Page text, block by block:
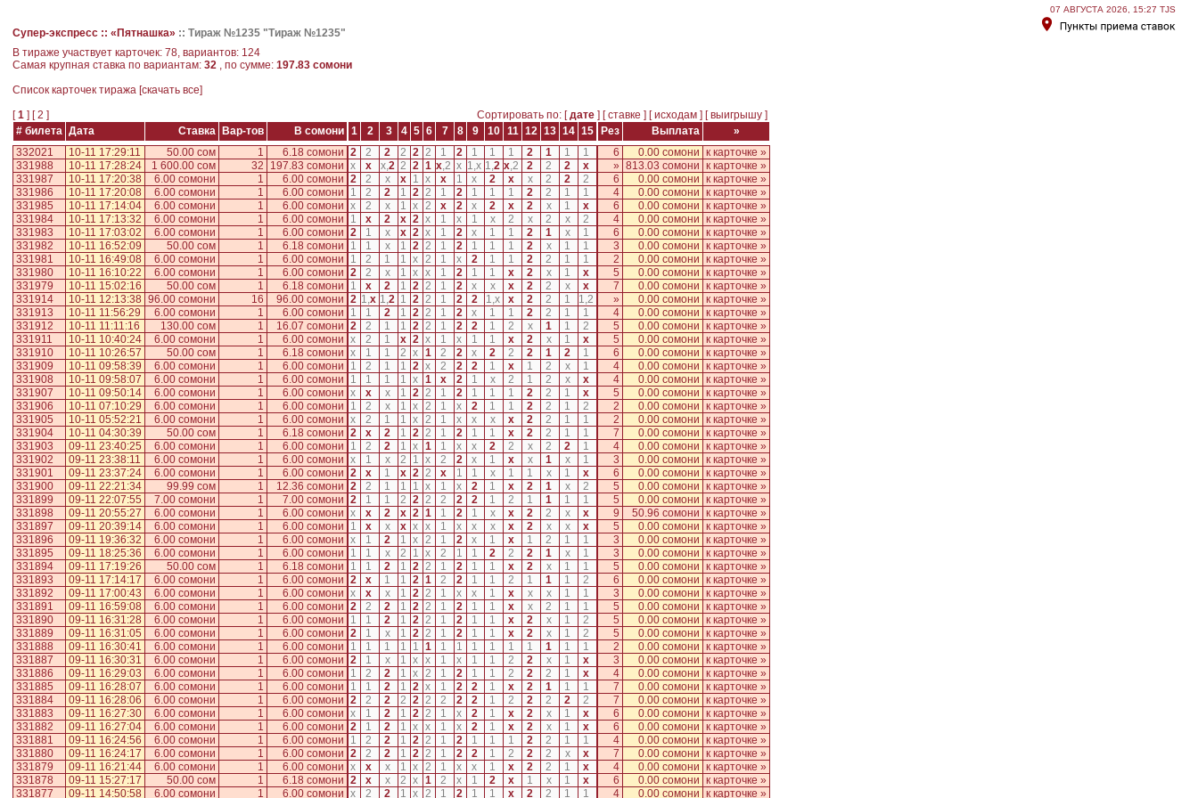
07 АВГУСТА 2026, 15:27 TJS
Супер-экспресс :: «Пятнашка» :: Тираж №1235 "Тираж №1235"
В тираже участвует карточек: 78, вариантов: 124
Самая крупная ставка по вариантам: 32 , по сумме: 197.83 сомони
Cписок карточек тиража [скачать все]
[1 ] [2 ] Сортировать по: [дате ] [ставке ] [исходам ] [выигрышу ]
# билета Дата Ставка Вар-тов В сомони 1 2 3 4 5 6 7 8 9 10 11 12 13 14 15 Рез Выплата
»
332021
10-11 17:29:11 50.00 сом 1 6.18 сомони 2 2 2 2 2 2 1 2 1 1 1 2 1 1 1 6 0.00 сомони к карточке »
331988
10-11 17:28:24 1 600.00 сом 32 197.83 сомони x x x,2 2 2 1 x,2 x 1,x 1,2 x,2 2 2 2 x » 813.03 сомони к карточке »
331987
10-11 17:20:38 6.00 сомони 1 6.00 сомони 2 2 x x 1 x x 1 x 2 x x 2 2 2 6 0.00 сомони к карточке »
331986
10-11 17:20:08 6.00 сомони 1 6.00 сомони 1 2 2 1 2 2 1 2 1 1 1 2 2 1 1 4 0.00 сомони к карточке »
331985
10-11 17:14:04 6.00 сомони 1 6.00 сомони x 2 x 1 x 2 x 2 x 2 x 2 x 1 x 6 0.00 сомони к карточке »
331984
10-11 17:13:32 6.00 сомони 1 6.00 сомони 1 x 2 x 2 x 1 x 1 x 2 x 2 x 2 4 0.00 сомони к карточке »
331983
10-11 17:03:02 6.00 сомони 1 6.00 сомони 2 1 x x 2 x 1 2 x 1 1 2 1 x 1 6 0.00 сомони к карточке »
331982
10-11 16:52:09 50.00 сом 1 6.18 сомони 1 1 x 1 2 2 1 2 1 1 1 2 x 1 1 3 0.00 сомони к карточке »
331981
10-11 16:49:08 6.00 сомони 1 6.00 сомони 1 2 1 1 x 2 1 x 2 1 1 2 2 1 1 2 0.00 сомони к карточке »
331980
10-11 16:10:22 6.00 сомони 1 6.00 сомони 2 2 x 1 x x 1 2 1 1 x 2 x 1 x 5 0.00 сомони к карточке »
331979
10-11 15:02:16 50.00 сом 1 6.18 сомони 1 x 2 1 2 2 1 2 x x x 2 2 x x 7 0.00 сомони к карточке »
331914
10-11 12:13:38 96.00 сомони 16 96.00 сомони 2 1,x 1,2 1 2 2 1 2 2 1,x x 2 2 1 1,2 » 0.00 сомони к карточке »
331913
10-11 11:56:29 6.00 сомони 1 6.00 сомони 1 1 2 1 2 2 1 2 x 1 1 2 2 1 1 4 0.00 сомони к карточке »
331912
10-11 11:11:16 130.00 сом 1 16.07 сомони 2 2 1 1 2 2 1 2 2 1 2 x 1 1 2 5 0.00 сомони к карточке »
331911
10-11 10:40:24 6.00 сомони 1 6.00 сомони x 2 1 x 2 x 1 x 1 1 x 2 x 1 x 5 0.00 сомони к карточке »
331910
10-11 10:26:57 50.00 сом 1 6.18 сомони x 1 1 2 x 1 2 2 x 2 2 2 1 2 1 6 0.00 сомони к карточке »
331909
10-11 09:58:39 6.00 сомони 1 6.00 сомони 1 2 1 1 2 x 2 2 2 1 x 1 2 x 1 4 0.00 сомони к карточке »
331908
10-11 09:58:07 6.00 сомони 1 6.00 сомони 1 1 1 1 x 1 x 2 1 x 2 1 2 x x 4 0.00 сомони к карточке »
331907
10-11 09:50:14 6.00 сомони 1 6.00 сомони x x x 1 2 2 1 2 1 1 1 2 2 1 x 5 0.00 сомони к карточке »
331906
10-11 07:10:29 6.00 сомони 1 6.00 сомони 1 2 x 1 x 2 1 x 2 1 1 2 2 1 2 2 0.00 сомони к карточке »
331905
10-11 05:52:21 6.00 сомони 1 6.00 сомони x 2 1 1 x 2 1 x x x x 2 2 1 1 2 0.00 сомони к карточке »
331904
10-11 04:30:39 50.00 сом 1 6.18 сомони 2 x 2 1 2 2 1 2 1 1 x 2 2 1 1 7 0.00 сомони к карточке »
331903
09-11 23:40:25 6.00 сомони 1 6.00 сомони 1 2 2 1 x 1 1 x x 2 2 x 2 2 1 4 0.00 сомони к карточке »
331902
09-11 23:38:11 6.00 сомони 1 6.00 сомони x 1 x 2 1 x 2 2 x 1 x x 1 x 1 3 0.00 сомони к карточке »
331901
09-11 23:37:24 6.00 сомони 1 6.00 сомони 2 x 1 x 2 2 x 1 1 x 1 1 x 1 x 6 0.00 сомони к карточке »
331900
09-11 22:21:34 99.99 сом 1 12.36 сомони 2 2 1 1 1 x 1 x 2 1 x 2 1 x 2 5 0.00 сомони к карточке »
331899
09-11 22:07:55 7.00 сомони 1 7.00 сомони 2 1 1 2 2 2 2 2 2 1 2 1 1 1 1 5 0.00 сомони к карточке »
331898
09-11 20:55:27 6.00 сомони 1 6.00 сомони x x 2 x 2 1 1 2 1 x x 2 2 x x 9 50.96 сомони к карточке »
331897
09-11 20:39:14 6.00 сомони 1 6.00 сомони 1 x x x x x 1 x x x x 2 x x x 5 0.00 сомони к карточке »
331896
09-11 19:36:32 6.00 сомони 1 6.00 сомони x 1 2 1 x 2 1 2 x 1 x 1 2 1 1 3 0.00 сомони к карточке »
331895
09-11 18:25:36 6.00 сомони 1 6.00 сомони 1 1 x 2 1 x 2 1 1 2 2 2 1 x 1 3 0.00 сомони к карточке »
331894
09-11 17:19:26 50.00 сом 1 6.18 сомони 1 1 2 1 2 2 1 2 1 1 x 2 x 1 1 5 0.00 сомони к карточке »
331893
09-11 17:14:17 6.00 сомони 1 6.00 сомони 2 x 1 1 2 1 2 2 1 1 2 1 1 1 2 6 0.00 сомони к карточке »
331892
09-11 17:00:43 6.00 сомони 1 6.00 сомони x x x 1 2 2 1 x x 1 x x x 1 1 3 0.00 сомони к карточке »
331891
09-11 16:59:08 6.00 сомони 1 6.00 сомони 2 2 2 1 2 2 1 2 1 1 x x 2 1 1 5 0.00 сомони к карточке »
331890
09-11 16:31:28 6.00 сомони 1 6.00 сомони 1 1 2 1 2 2 1 2 1 1 x 2 x 1 2 5 0.00 сомони к карточке »
331889
09-11 16:31:05 6.00 сомони 1 6.00 сомони 2 1 x 1 2 2 1 2 1 1 x 2 x 1 2 5 0.00 сомони к карточке »
331888
09-11 16:30:41 6.00 сомони 1 6.00 сомони 1 1 1 1 1 1 1 1 1 1 1 1 1 1 1 2 0.00 сомони к карточке »
331887
09-11 16:30:31 6.00 сомони 1 6.00 сомони 2 1 x 1 x x 1 x 1 1 2 2 x 1 x 3 0.00 сомони к карточке »
331886
09-11 16:29:03 6.00 сомони 1 6.00 сомони 1 2 2 1 x 2 1 2 1 1 2 2 2 1 x 4 0.00 сомони к карточке »
331885
09-11 16:28:07 6.00 сомони 1 6.00 сомони 1 1 2 1 2 x 1 2 2 1 x 2 1 1 1 7 0.00 сомони к карточке »
331884
09-11 16:28:06 6.00 сомони 1 6.00 сомони 2 2 2 2 2 2 2 2 2 1 2 2 2 2 2 7 0.00 сомони к карточке »
331883
09-11 16:27:30 6.00 сомони 1 6.00 сомони x 1 2 1 2 2 1 x 2 1 x 2 x 1 x 6 0.00 сомони к карточке »
331882
09-11 16:27:04 6.00 сомони 1 6.00 сомони 2 1 2 1 x x 1 x 2 1 x 2 x 1 x 6 0.00 сомони к карточке »
331881
09-11 16:24:56 6.00 сомони 1 6.00 сомони 1 2 2 1 2 2 1 2 1 1 1 2 2 1 1 4 0.00 сомони к карточке »
331880
09-11 16:24:17 6.00 сомони 1 6.00 сомони 2 2 2 1 2 2 1 2 2 1 2 2 2 x x 7 0.00 сомони к карточке »
331879
09-11 16:21:44 6.00 сомони 1 6.00 сомони x x x 1 x 2 1 x x 1 x 2 2 1 x 4 0.00 сомони к карточке »
331878
09-11 15:27:17 50.00 сом 1 6.18 сомони 2 x x 2 x 1 2 x 1 2 x 1 x 1 x 6 0.00 сомони к карточке »
331877
09-11 14:50:58 6.00 сомони 1 6.00 сомони x 2 2 1 x 2 1 2 1 1 x 2 2 1 1 4 0.00 сомони к карточке »